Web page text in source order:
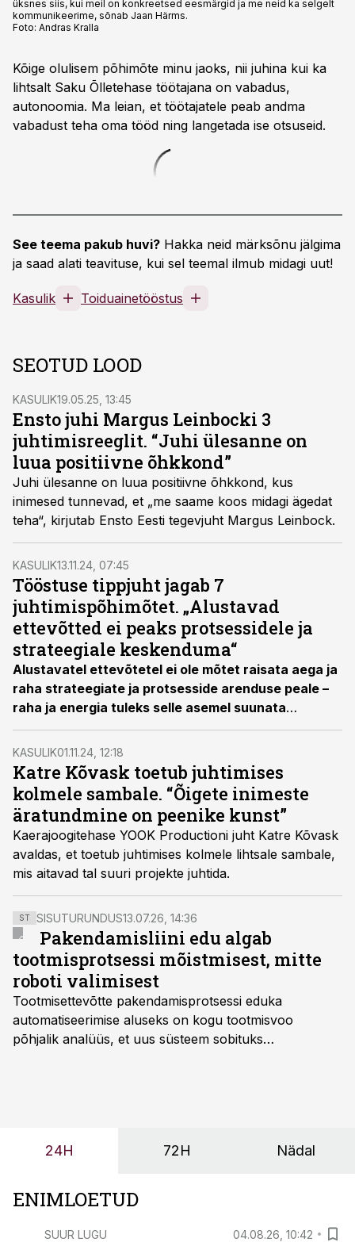
üksnes siis, kui meil on konkreetsed eesmärgid ja me neid ka selgelt
kommunikeerime, sõnab Jaan Härms.
Foto: Andras Kralla
Kõige olulisem põhimõte minu jaoks, nii juhina kui ka
lihtsalt Saku Õlletehase töötajana on vabadus,
autonoomia. Ma leian, et töötajatele peab andma
vabadust teha oma tööd ning langetada ise otsuseid.
See teema pakub huvi? Hakka neid märksõnu jälgima
ja saad alati teavituse, kui sel teemal ilmub midagi uut!
Kasulik Toiduainetööstus
SEOTUD LOOD
KASULIK19.05.25, 13:45
Ensto juhi Margus Leinbocki 3
juhtimisreeglit. “Juhi ülesanne on
luua positiivne õhkkond”
Juhi ülesanne on luua positiivne õhkkond, kus
inimesed tunnevad, et „me saame koos midagi ägedat
teha“, kirjutab Ensto Eesti tegevjuht Margus Leinbock.
KASULIK13.11.24, 07:45
Tööstuse tippjuht jagab 7
juhtimispõhimõtet. „Alustavad
ettevõtted ei peaks protsessidele ja
strateegiale keskenduma“
Alustavatel ettevõtetel ei ole mõtet raisata aega ja
raha strateegiate ja protsesside arenduse peale –
raha ja energia tuleks selle asemel suunata
tootesse ja müüki, jagab biotehnoloogia ettevõtte
Repligen Corporationi asepresident ja Eesti haru
juht Madis Unt üht oma põhimõtetest.
KASULIK01.11.24, 12:18
Katre Kõvask toetub juhtimises
kolmele sambale. “Õigete inimeste
äratundmine on peenike kunst”
Kaerajoogitehase YOOK Productioni juht Katre Kõvask
avaldas, et toetub juhtimises kolmele lihtsale sambale,
mis aitavad tal suuri projekte juhtida.
ST SISUTURUNDUS13.07.26, 14:36
Pakendamisliini edu algab
tootmisprotsessi mõistmisest, mitte
roboti valimisest
Tootmisettevõtte pakendamisprotsessi eduka
automatiseerimise aluseks on kogu tootmisvoo
põhjalik analüüs, et uus süsteem sobituks
OÜ tegevjuht Sander Mitendorf.
24H 72H Nädal
ENIMLOETUD
SUUR LUGU 04.08.26, 10:42